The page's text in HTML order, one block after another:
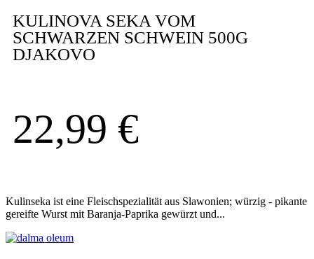
KULINOVA SEKA VOM
SCHWARZEN SCHWEIN 500G
DJAKOVO
22,99 €
Kulinseka ist eine Fleischspezialität aus Slawonien; würzig - pikante
gereifte Wurst mit Baranja-Paprika gewürzt und...